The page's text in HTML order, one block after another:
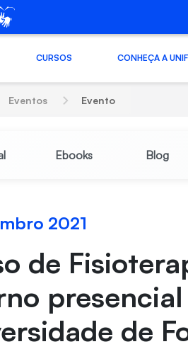
CURSOS CONHEÇA A
Eventos Evento
Ebooks Blog
2021
de
de